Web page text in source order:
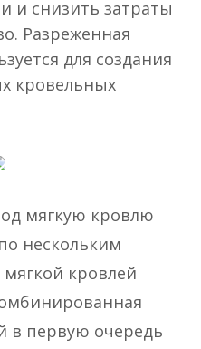
и снизить затраты
Разреженная
для создания
кровельных
мягкую кровлю
нескольким
мягкой кровлей
в первую очередь